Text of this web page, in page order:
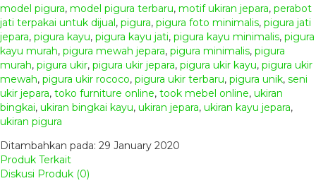
model pigura, model pigura terbaru, motif ukiran jepara, perabot
jati terpakai untuk dijual , pigura, pigura foto minimalis, pigura jati
jepara, pigura kayu, pigura kayu jati, pigura kayu minimalis, pigura
kayu murah, pigura mewah jepara, pigura minimalis, pigura
murah, pigura ukir, pigura ukir jepara, pigura ukir kayu, pigura ukir
mewah, pigura ukir rococo, pigura ukir terbaru, pigura unik, seni
ukir jepara, toko furniture online, took mebel online, ukiran
bingkai, ukiran bingkai kayu, ukiran jepara, ukiran kayu jepara,
ukiran pigura
Ditambahkan pada: 29 January 2020
Produk Terkait
Diskusi Produk (0)